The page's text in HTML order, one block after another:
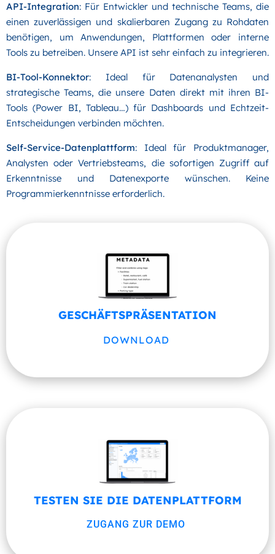
API-Integration: Für Entwickler und technische Teams, die
einen zuverlässigen und skalierbaren Zugang zu Rohdaten
benötigen, um Anwendungen, Plattformen oder interne
Tools zu betreiben. Unsere API ist sehr einfach zu integrieren.
BI-Tool-Konnektor: Ideal für Datenanalysten und
strategische Teams, die unsere Daten direkt mit ihren BI-
Tools (Power BI, Tableau…) für Dashboards und Echtzeit-
Entscheidungen verbinden möchten.
Self-Service-Datenplattform: Ideal für Produktmanager,
Analysten oder Vertriebsteams, die sofortigen Zugriff auf
Erkenntnisse und Datenexporte wünschen. Keine
Programmierkenntnisse erforderlich.
GESCHÄFTSPRÄSENTATION
DOWNLOAD
TESTEN SIE DIE DATENPLATTFORM
ZUGANG ZUR DEMO